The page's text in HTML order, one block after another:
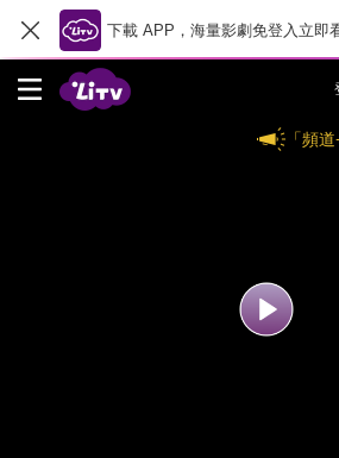
下載 APP，海量影劇免登入立即
「頻